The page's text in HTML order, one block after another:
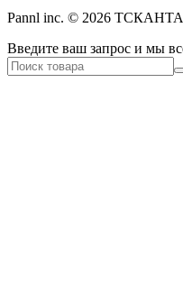
Pannl inc. © 2026
Введите ваш запрос и мы